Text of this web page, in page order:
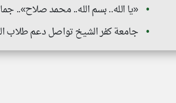
«يا الله.. بسم الله.. محمد صلاح»..
جامعة كفر الشيخ تواصل دعم طلاب